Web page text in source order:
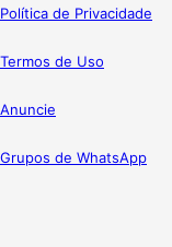
Política de Privacidade
Termos de Uso
Anuncie
Grupos de WhatsApp